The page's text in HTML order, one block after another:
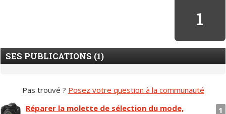
1
SES PUBLICATIONS (1)
Pas trouvé ? Posez votre question à la communauté
1
Réparer la molette de sélection du mode,